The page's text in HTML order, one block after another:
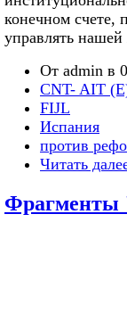
конечном счете,
управлять
От admin в
CNT- AIT
FIJL
Испания
против
Читать
Фрагменты